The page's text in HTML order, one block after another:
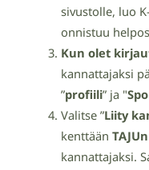
sivustolle, luo
onnistuu
Kun olet
kannattajaksi
”profiili” ja "
Valitse ”Liity
kenttään
kannattajaksi.